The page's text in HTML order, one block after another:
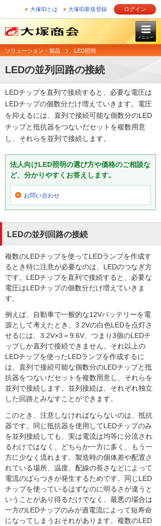
大塚IDとは 大塚ID新規登録 ログイン
メニュー
ソリューション・製品 LED照明
LEDの並列回路の接続
LEDチップを直列で接続すると、必要な電圧は
LEDチップの個数分だけ増えていきます。電圧
を抑えるには、直列で接続可能な個数分のLED
チップと抵抗器をつないだセットを複数用意
し、それらを並列で接続します。
法人向けLED照明の選び方や価格のご相談な
ど、分かりやすくお答えします。
お問い合わせ
LEDの並列回路の接続
複数のLEDチップを使ってLEDランプを作成す
るとき特に注意が必要なのは、LEDのつなぎ方
です。LEDチップを直列で接続すると、必要な
電圧はLEDチップの個数分だけ増えていきま
す。
例えば、自動車で一般的な12Vバッテリーを電
源として考えたとき、3.2Vの白色LEDを点灯さ
せるには、3.2V×3＝9.6V、つまり3個のLEDチ
ップしか直列で接続できません。それ以上の
LEDチップを使ったLEDランプを作成するに
は、直列で接続可能な個数分のLEDチップと抵
抗器をつないだセットを複数用意し、それらを
並列で接続します。並列接続は、それぞれ独立
した回路とみなすことができます。
このとき、注意しなければならないのは、抵抗
器です。同じ抵抗器を使用してLEDチップのみ
を並列接続しても、実は電流は均等に分流され
るわけではなく、どちらか一方に多く、もう一
方に少なく流れます。製造時の個体差や配置さ
れている場所、温度、配線の長さなどによって
電流のばらつきが発生するためです。同じLED
チップを使っているはずなのに明るさが違うと
いうことがあり得るだけでなく、最悪の場合は
一方のLEDチップのみが過電流によって短寿命
になってしまうおそれがあります。複数のLED